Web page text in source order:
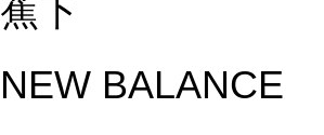
蕉下
NEW BALANCE